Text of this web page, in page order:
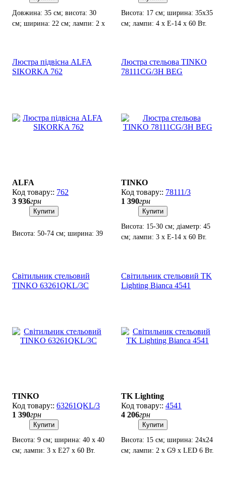
Довжина: 35 см; висота: 30
см; ширина: 22 см; лампи: 2 х
Висота: 17 см; ширина: 35х35
см; лампи: 4 х Е-14 х 60 Вт.
Люстра підвісна ALFA
SIKORKA 762
ALFA
762
3 936грн
Купити
Висота: 50-74 см; ширина: 39
Люстра стельова TINKO
78111CG/3H BEG
TINKO
78111/3
1 390грн
Купити
Висота: 15-30 см; діаметр: 45
см; лампи: 3 х Е-14 х 60 Вт.
Світильник стельовий
TINKO 63261QKL/3C
TINKO
63261QKL/3
1 390грн
Купити
Висота: 9 см; ширина: 40 х 40
см; лампи: 3 х Е27 x 60 Вт.
Світильник стельовий TK
Lighting Bianca 4541
TK Lighting
4541
4 206грн
Купити
Висота: 15 см; ширина: 24х24
см; лампи: 2 х G9 х LED 6 Вт.